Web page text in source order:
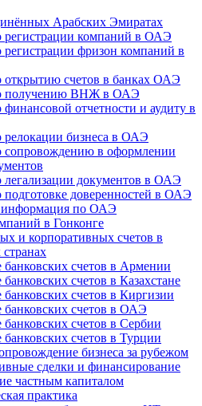
Арабских Эмиратах
регистрации компаний в ОАЭ
регистрации фризон компаний в
открытию счетов в банках ОАЭ
получению ВНЖ в ОАЭ
финансовой отчетности и аудиту в
релокации бизнеса в ОАЭ
сопровождению в оформлении
легализации документов в ОАЭ
подготовке доверенностей в ОАЭ
информация по ОАЭ
в Гонконге
и корпоративных счетов в
счетов в Армении
счетов в Казахстане
счетов в Киргизии
счетов в ОАЭ
счетов в Сербии
счетов в Турции
бизнеса за рубежом
сделки и финансирование
частным капиталом
практика